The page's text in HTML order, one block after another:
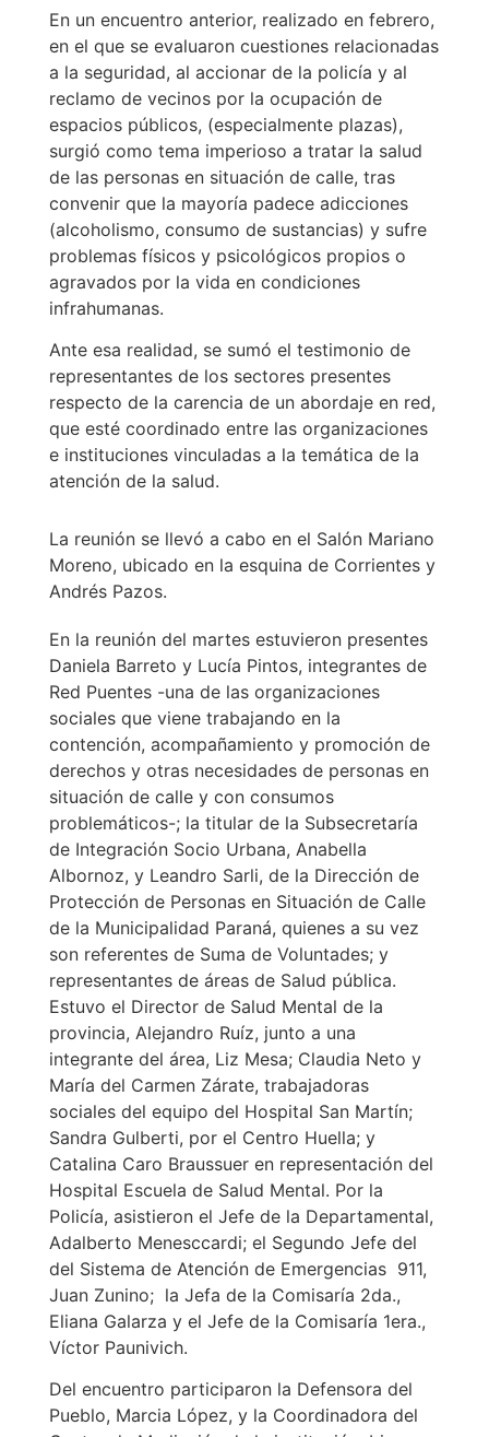
En un encuentro anterior, realizado en febrero,
en el que se evaluaron cuestiones relacionadas
a la seguridad, al accionar de la policía y al
reclamo de vecinos por la ocupación de
espacios públicos, (especialmente plazas),
surgió como tema imperioso a tratar la salud
de las personas en situación de calle, tras
convenir que la mayoría padece adicciones
(alcoholismo, consumo de sustancias) y sufre
problemas físicos y psicológicos propios o
agravados por la vida en condiciones
infrahumanas.
Ante esa realidad, se sumó el testimonio de
representantes de los sectores presentes
respecto de la carencia de un abordaje en red,
que esté coordinado entre las organizaciones
e instituciones vinculadas a la temática de la
atención de la salud.
La reunión se llevó a cabo en el Salón Mariano
Moreno, ubicado en la esquina de Corrientes y
Andrés Pazos.
En la reunión del martes estuvieron presentes
Daniela Barreto y Lucía Pintos, integrantes de
Red Puentes -una de las organizaciones
sociales que viene trabajando en la
contención, acompañamiento y promoción de
derechos y otras necesidades de personas en
situación de calle y con consumos
problemáticos-; la titular de la Subsecretaría
de Integración Socio Urbana, Anabella
Albornoz, y Leandro Sarli, de la Dirección de
Protección de Personas en Situación de Calle
de la Municipalidad Paraná, quienes a su vez
son referentes de Suma de Voluntades; y
representantes de áreas de Salud pública.
Estuvo el Director de Salud Mental de la
provincia, Alejandro Ruíz, junto a una
integrante del área, Liz Mesa; Claudia Neto y
María del Carmen Zárate, trabajadoras
sociales del equipo del Hospital San Martín;
Sandra Gulberti, por el Centro Huella; y
Catalina Caro Braussuer en representación del
Hospital Escuela de Salud Mental. Por la
Policía, asistieron el Jefe de la Departamental,
Adalberto Menesccardi; el Segundo Jefe del
del Sistema de Atención de Emergencias 911,
Juan Zunino; la Jefa de la Comisaría 2da.,
Eliana Galarza y el Jefe de la Comisaría 1era.,
Víctor Paunivich.
Del encuentro participaron la Defensora del
Pueblo, Marcia López, y la Coordinadora del